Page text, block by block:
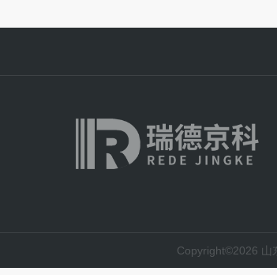
Copyright©2026 山